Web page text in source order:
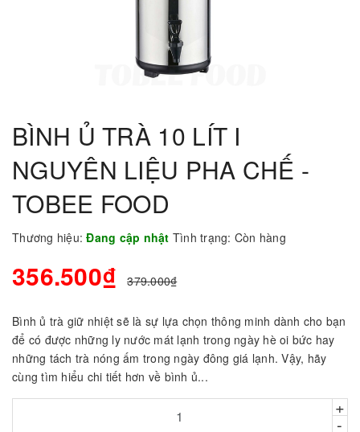
BÌNH Ủ TRÀ 10 LÍT I
NGUYÊN LIỆU PHA CHẾ -
TOBEE FOOD
Thương hiệu: Đang cập nhật Tình trạng: Còn hàng
356.500₫ 379.000₫
Bình ủ trà giữ nhiệt sẽ là sự lựa chọn thông minh dành cho bạn
để có được những ly nước mát lạnh trong ngày hè oi bức hay
những tách trà nóng ấm trong ngày đông giá lạnh. Vậy, hãy
cùng tìm hiểu chi tiết hơn về bình ủ...
+
-